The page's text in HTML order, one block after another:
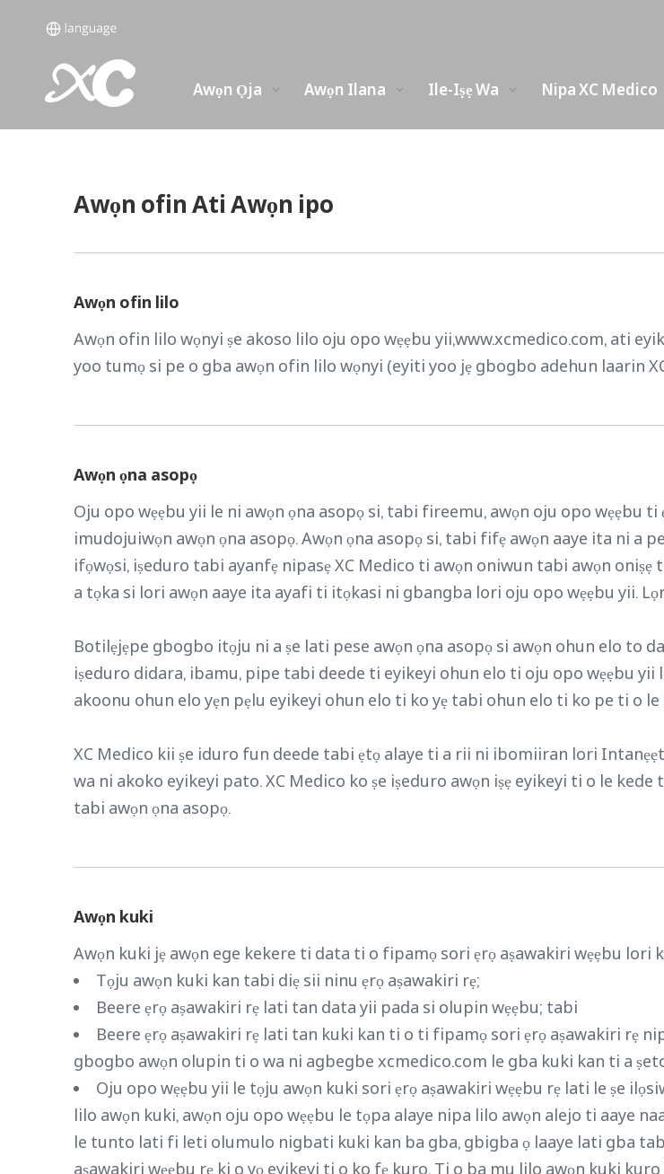
Awọn Ọja Awọn Ilana Ile-Iṣẹ Wa Nipa XC Medico
Awọn ofin Ati Awọn ipo
Awọn ofin lilo
Awọn ofin lilo wọnyi ṣe akoso lilo oju opo wẹẹbu yii,www.xcmedico.com, ati
yoo tumọ si pe o gba awọn ofin lilo wọnyi (eyiti yoo jẹ gbogbo adehun laarin
Awọn ọna asopọ
Oju opo wẹẹbu yii le ni awọn ọna asopọ si, tabi fireemu, awọn oju opo wẹẹbu
imudojuiwọn awọn ọna asopọ. Awọn ọna asopọ si, tabi fifẹ awọn aaye ita ni a
ifọwọsi, iṣeduro tabi ayanfẹ nipasẹ XC Medico ti awọn oniwun tabi awọn
a tọka si lori awọn aaye ita ayafi ti itọkasi ni gbangba lori oju opo wẹẹbu yii.
Botilẹjẹpe gbogbo itọju ni a ṣe lati pese awọn ọna asopọ si awọn ohun elo to
iṣeduro didara, ibamu, pipe tabi deede ti eyikeyi ohun elo ti oju opo wẹẹbu yii
akoonu ohun elo yẹn pẹlu eyikeyi ohun elo ti ko yẹ tabi ohun elo ti ko pe ti o le
XC Medico kii ṣe iduro fun deede tabi ẹtọ alaye ti a rii ni ibomiiran lori
wa ni akoko eyikeyi pato. XC Medico ko ṣe iṣeduro awọn iṣẹ eyikeyi ti o le
tabi awọn ọna asopọ.
Awọn kuki
Awọn kuki jẹ awọn ege kekere ti data ti o fipamọ sori ẹrọ aṣawakiri wẹẹbu lori
Tọju awọn kuki kan tabi diẹ sii ninu ẹrọ aṣawakiri rẹ;
Beere ẹrọ aṣawakiri rẹ lati tan data yii pada si olupin wẹẹbu; tabi
Beere ẹrọ aṣawakiri rẹ lati tan kuki kan ti o ti fipamọ sori ẹrọ aṣawakiri rẹ
gbogbo awọn olupin ti o wa ni agbegbe xcmedico.com le gba kuki kan ti a
Oju opo wẹẹbu yii le tọju awọn kuki sori ẹrọ aṣawakiri wẹẹbu rẹ lati le ṣe
lilo awọn kuki, awọn oju opo wẹẹbu le tọpa alaye nipa lilo awọn alejo ti aaye
le tunto lati fi leti olumulo nigbati kuki kan ba gba, gbigba ọ laaye lati gba
aṣawakiri wẹẹbu rẹ ki o yọ eyikeyi ti o ko fẹ kuro. Ti o ba mu lilo awọn kuki